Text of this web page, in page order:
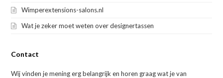
Wimperextensions-salons.nl
Wat je zeker moet weten over designertassen
Contact
Wij vinden je mening erg belangrijk en horen graag wat je van